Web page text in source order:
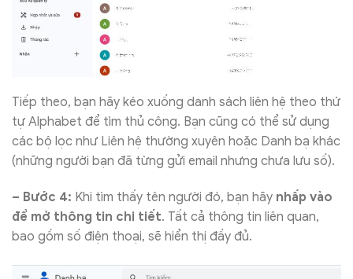
Tiếp theo, bạn hãy kéo xuống danh sách liên hệ theo thứ
tự Alphabet để tìm thủ công. Bạn cũng có thể sử dụng
các bộ lọc như Liên hệ thường xuyên hoặc Danh bạ khác
(những người bạn đã từng gửi email nhưng chưa lưu số).
– Bước 4: Khi tìm thấy tên người đó, bạn hãy nhấp vào
để mở thông tin chi tiết. Tất cả thông tin liên quan,
bao gồm số điện thoại, sẽ hiển thị đầy đủ.